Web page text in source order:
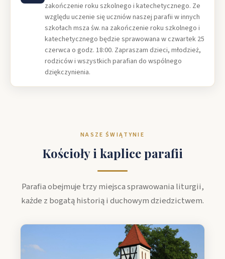
zakończenie roku szkolnego i katechetycznego. Ze
względu uczenie się uczniów naszej parafii w innych
szkołach msza św. na zakończenie roku szkolnego i
katechetycznego będzie sprawowana w czwartek 25
czerwca o godz. 18:00. Zapraszam dzieci, młodzież,
rodziców i wszystkich parafian do wspólnego
dziękczynienia.
NASZE ŚWIĄTYNIE
Kościoły i kaplice parafii
Parafia obejmuje trzy miejsca sprawowania liturgii,
każde z bogatą historią i duchowym dziedzictwem.